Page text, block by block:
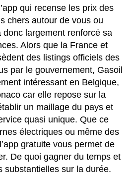
qui recense les prix des
chers autour de vous ou
donc largement renforcé sa
Alors que la France et
des listings officiels des
par le gouvernement, Gasoil
intéressant en Belgique,
car elle repose sur la
un maillage du pays et
quasi unique. Que ce
électriques ou même des
gratuite vous permet de
De quoi gagner du temps et
substantielles sur la durée.